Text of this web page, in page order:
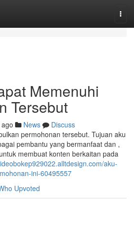
Memenuhi
Tersebut
News
Discuss
permohonan tersebut. Tujuan aku
pembantu yang bermanfaat dan ,
membuat konten berkaitan pada
aku-
ini-60495557
Upvoted